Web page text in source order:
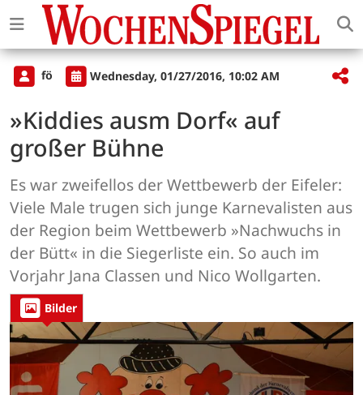
fö Wednesday, 01/27/2016, 10:02 AM
»Kiddies ausm Dorf« auf
großer Bühne
Es war zweifellos der Wettbewerb der Eifeler:
Viele Male trugen sich junge Karnevalisten aus
der Region beim Wettbewerb »Nachwuchs in
der Bütt« in die Siegerliste ein. So auch im
Vorjahr Jana Classen und Nico Wollgarten.
Bilder